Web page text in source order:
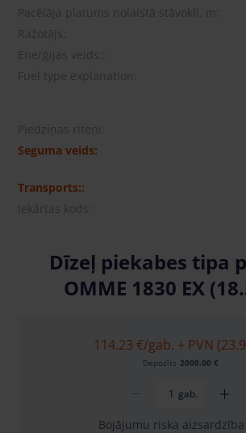
Pacēlāja platums nolaistā stāvoklī, m:
Ražotājs:
Enerģijas veids::
Fuel type explanation:
Piedziņas riteņi:
Seguma veids:
Transports::
Iekārtas kods:
Dīzeļ piekabes tipa
OMME 1830 EX
114.23 €/gab. + PVN
Depozīts 2000.00 €
gab.
Bojājumu riska aizsardzība